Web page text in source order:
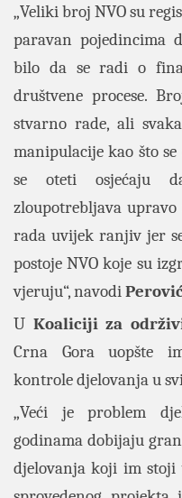
„Veliki broj NVO su
paravan pojedincima
bilo da se radi o
društvene procese.
stvarno rade, ali
manipulacije kao što
se oteti osjećaju
zloupotrebljava
rada uvijek ranjiv jer
postoje NVO koje su
vjeruju“, navodi
U Koaliciji za
Crna Gora uopšte
kontrole djelovanja u
„Veći je problem
godinama dobijaju
djelovanja koji im stoji